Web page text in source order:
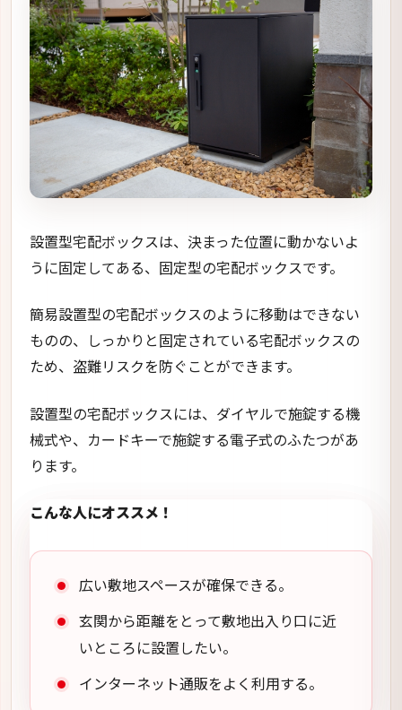
設置型宅配ボックスは、決まった位置に動かないよ
うに固定してある、固定型の宅配ボックスです。
簡易設置型の宅配ボックスのように移動はできない
ものの、しっかりと固定されている宅配ボックスの
ため、盗難リスクを防ぐことができます。
設置型の宅配ボックスには、ダイヤルで施錠する機
械式や、カードキーで施錠する電子式のふたつがあ
ります。
こんな人にオススメ！
広い敷地スペースが確保できる。
玄関から距離をとって敷地出入り口に近
いところに設置したい。
インターネット通販をよく利用する。